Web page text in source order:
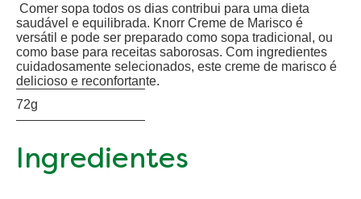
Comer sopa todos os dias contribui para uma dieta
saudável e equilibrada. Knorr Creme de Marisco é
versátil e pode ser preparado como sopa tradicional, ou
como base para receitas saborosas. Com ingredientes
cuidadosamente selecionados, este creme de marisco é
delicioso e reconfortante.
72g
Ingredientes